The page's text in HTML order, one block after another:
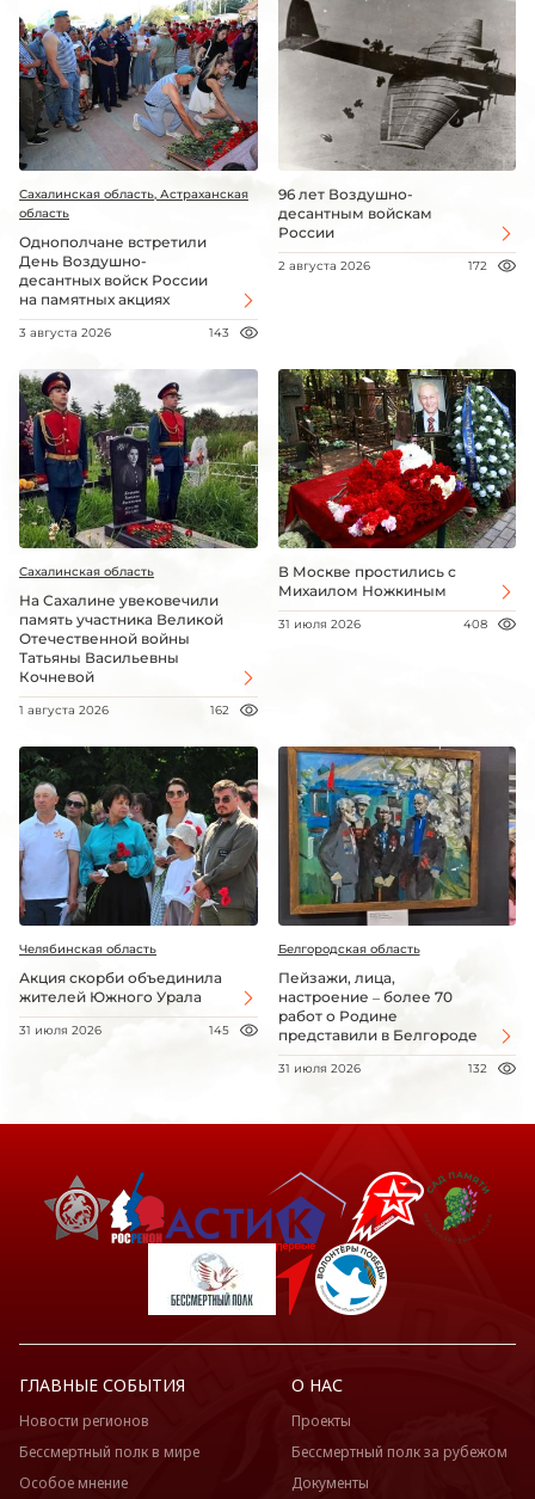
Сахалинская область, Астраханская
область
Однополчане встретили
День Воздушно-
десантных войск России
на памятных акциях
3 августа 2026 143
96 лет Воздушно-
десантным войскам
России
2 августа 2026 172
Сахалинская область
На Сахалине увековечили
память участника Великой
Отечественной войны
Татьяны Васильевны
Кочневой
1 августа 2026 162
В Москве простились с
Михаилом Ножкиным
31 июля 2026 408
Челябинская область
Акция скорби объединила
жителей Южного Урала
31 июля 2026 145
Белгородская область
Пейзажи, лица,
настроение – более 70
работ о Родине
представили в Белгороде
31 июля 2026 132
ГЛАВНЫЕ СОБЫТИЯ
Новости регионов
Бессмертный полк в мире
Особое мнение
О НАС
Проекты
Бессмертный полк за рубежом
Документы